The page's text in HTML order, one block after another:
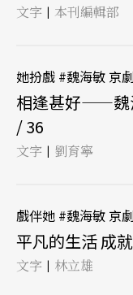
文字 | 本刊編輯部
她扮戲 #魏海敏 京
相逢甚好——魏
/ 36
文字 | 劉育寧
戲伴她 #魏海敏 京
平凡的生活 成
文字 | 林立雄